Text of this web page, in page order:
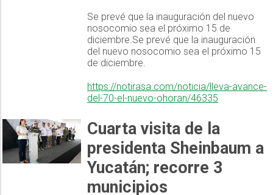
Se prevé que la inauguración del nuevo
nosocomio sea el próximo 15 de
diciembre.Se prevé que la inauguración
del nuevo nosocomio sea el próximo 15
de diciembre.
https://notirasa.com/noticia/lleva-avance-
del-70-el-nuevo-ohoran/46335
Cuarta visita de la
presidenta Sheinbaum a
Yucatán; recorre 3
municipios